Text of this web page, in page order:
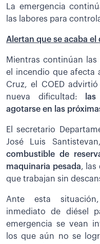
La emergencia
las labores para
Alertan que se acaba el
Mientras continúan
el incendio que afecta
Cruz, el COED
nueva dificultad:
agotarse en las
El secretario
José Luis
combustible de
maquinaria pesada, las
que trabajan sin
Ante esta
inmediato de diésel
emergencia se vean
los que aún no se